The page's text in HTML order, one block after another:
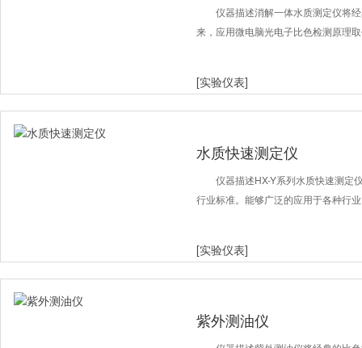
仪器描述消解一体水质测定仪将
来，应用微电脑光电子比色检测原理
[实验仪表]
水质快速测定仪
仪器描述HX-Y系列水质快速测定
行业标准。能够广泛的应用于各种行
[实验仪表]
紫外测油仪